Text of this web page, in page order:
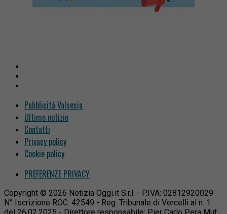
Pubblicità Valsesia
Ultime notizie
Contatti
Privacy policy
Cookie policy
PREFERENZE PRIVACY
Copyright © 2026 Notizia Oggi.it S.r.l. - P.IVA: 02812920029
N° Iscrizione ROC: 42549 - Reg. Tribunale di Vercelli al n. 1